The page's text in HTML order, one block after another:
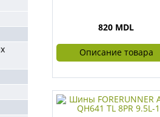
820 MDL
Описание товара